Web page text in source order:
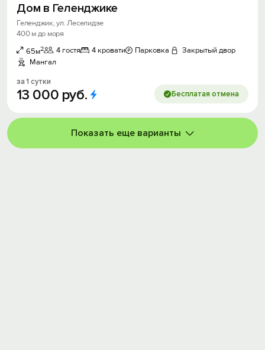
Дом в Геленджике
Геленджик, ул. Леселидзе
400 м до моря
65м2 4 гостя 4 кровати Парковка
Закрытый двор
Мангал
за 1 сутки
13 000 руб. Бесплатая отмена
Показать еще варианты